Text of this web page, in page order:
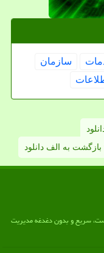
سازمان
بازگشت به الف دانلود
سریع و بدون دغدغه مدیریت